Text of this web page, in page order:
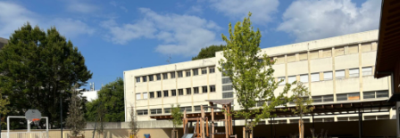
DPLG
Zone d'activités / Bureaux
Concours non lauréats